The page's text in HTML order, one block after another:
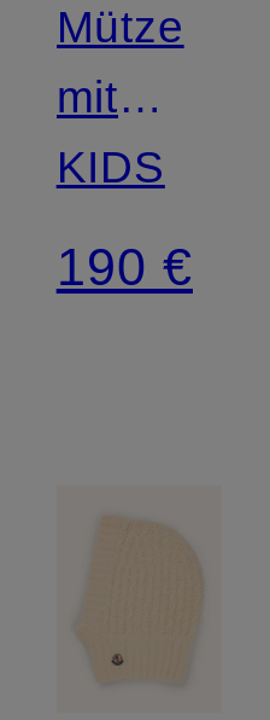
Mütze
mit
Bommel
KIDS
190 €